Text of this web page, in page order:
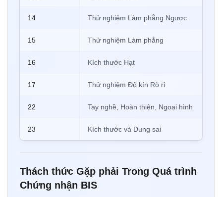
14 Thử nghiệm Làm phẳng Ngược
15 Thử nghiệm Làm phẳng
16 Kích thước Hạt
17 Thử nghiệm Độ kín Rò rỉ
22 Tay nghề, Hoàn thiện, Ngoại hình
23 Kích thước và Dung sai
Thách thức Gặp phải Trong Quá trình
Chứng nhận BIS